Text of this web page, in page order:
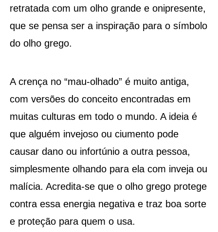
retratada com um olho grande e onipresente,
que se pensa ser a inspiração para o símbolo
do olho grego.
A crença no “mau-olhado” é muito antiga,
com versões do conceito encontradas em
muitas culturas em todo o mundo. A ideia é
que alguém invejoso ou ciumento pode
causar dano ou infortúnio a outra pessoa,
simplesmente olhando para ela com inveja ou
malícia. Acredita-se que o olho grego protege
contra essa energia negativa e traz boa sorte
e proteção para quem o usa.